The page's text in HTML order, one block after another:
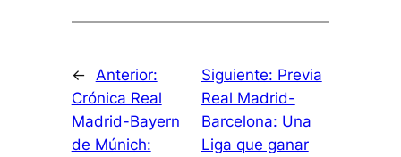
←
Anterior:
Crónica Real
Madrid-Bayern
de Múnich:
Siguiente: Previa
Real Madrid-
Barcelona: Una
Liga que ganar